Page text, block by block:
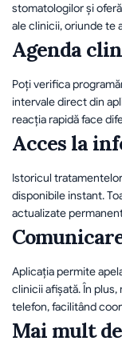
stomatologilor și
ale clinicii, oriunde te
Agenda
Poți verifica
intervale direct din
reacția rapidă face
Acces la
Istoricul
disponibile instant.
actualizate
Aplicația permite
clinicii afișată. În
telefon, facilitând
Mai mult